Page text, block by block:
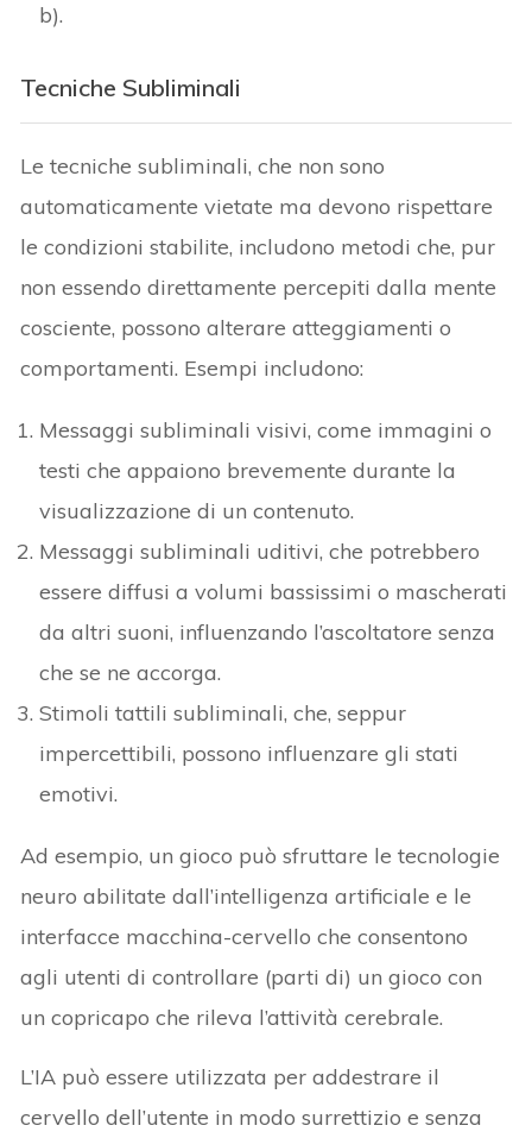
b).
Tecniche Subliminali
Le tecniche subliminali, che non sono
automaticamente vietate ma devono rispettare
le condizioni stabilite, includono metodi che, pur
non essendo direttamente percepiti dalla mente
cosciente, possono alterare atteggiamenti o
comportamenti. Esempi includono:
Messaggi subliminali visivi, come immagini o
testi che appaiono brevemente durante la
visualizzazione di un contenuto.
Messaggi subliminali uditivi, che potrebbero
essere diffusi a volumi bassissimi o mascherati
da altri suoni, influenzando l’ascoltatore senza
che se ne accorga.
Stimoli tattili subliminali, che, seppur
impercettibili, possono influenzare gli stati
emotivi.
Ad esempio, un gioco può sfruttare le tecnologie
neuro abilitate dall’intelligenza artificiale e le
interfacce macchina-cervello che consentono
agli utenti di controllare (parti di) un gioco con
un copricapo che rileva l’attività cerebrale.
L’IA può essere utilizzata per addestrare il
cervello dell’utente in modo surrettizio e senza